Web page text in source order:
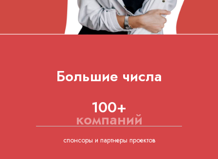
Большие числа
100+
спонсоры и партнеры проектов
компаний